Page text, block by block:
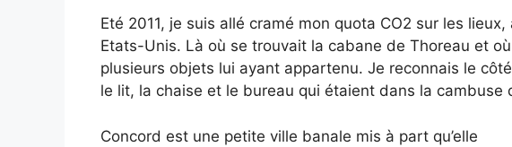
Eté 2011, je suis allé cramé mon quota CO2 sur les
Etats-Unis. Là où se trouvait la cabane de Thoreau et
plusieurs objets lui ayant appartenu. Je reconnais le
le lit, la chaise et le bureau qui étaient dans la cambuse
Concord est une petite ville banale mis à part qu’elle